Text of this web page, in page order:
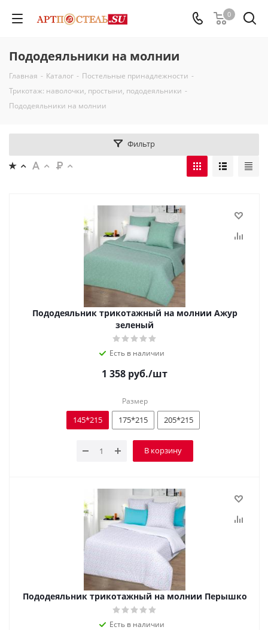
0
Пододеяльники на молнии
Главная - Каталог - Постельные принадлежности -
Трикотаж: наволочки, простыни, пододеяльники -
Пододеяльники на молнии
Фильтр
Пододеяльник трикотажный на молнии Ажур
зеленый
Есть в наличии
1 358 руб./шт
Размер
145*215 175*215 205*215
В корзину
Пододеяльник трикотажный на молнии Перышко
Есть в наличии